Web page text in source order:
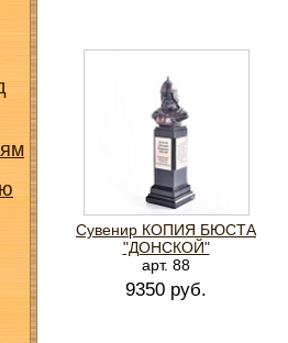
Сувенир КОПИЯ БЮСТА
"ДОНСКОЙ"
арт. 88
9350 руб.